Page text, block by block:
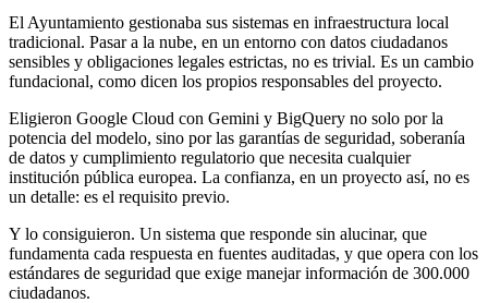
El Ayuntamiento gestionaba sus sistemas en infraestructura local
tradicional. Pasar a la nube, en un entorno con datos ciudadanos
sensibles y obligaciones legales estrictas, no es trivial. Es un cambio
fundacional, como dicen los propios responsables del proyecto.
Eligieron Google Cloud con Gemini y BigQuery no solo por la
potencia del modelo, sino por las garantías de seguridad, soberanía
de datos y cumplimiento regulatorio que necesita cualquier
institución pública europea. La confianza, en un proyecto así, no es
un detalle: es el requisito previo.
Y lo consiguieron. Un sistema que responde sin alucinar, que
fundamenta cada respuesta en fuentes auditadas, y que opera con los
estándares de seguridad que exige manejar información de 300.000
ciudadanos.